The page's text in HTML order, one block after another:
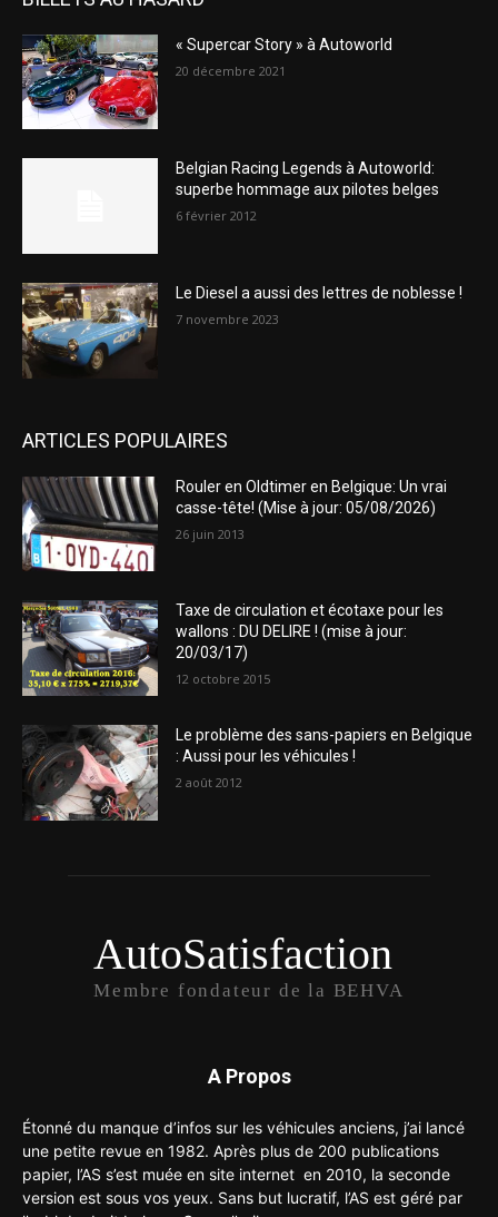
« Supercar Story » à Autoworld
20 décembre 2021
Belgian Racing Legends à Autoworld:
superbe hommage aux pilotes belges
6 février 2012
Le Diesel a aussi des lettres de noblesse !
7 novembre 2023
ARTICLES POPULAIRES
Rouler en Oldtimer en Belgique: Un vrai
casse-tête! (Mise à jour: 05/08/2026)
26 juin 2013
Taxe de circulation et écotaxe pour les
wallons : DU DELIRE ! (mise à jour:
20/03/17)
12 octobre 2015
Le problème des sans-papiers en Belgique
: Aussi pour les véhicules !
2 août 2012
AutoSatisfaction
Membre fondateur de la BEHVA
A Propos
Étonné du manque d’infos sur les véhicules anciens, j’ai lancé
une petite revue en 1982. Après plus de 200 publications
papier, l’AS s’est muée en site internet en 2010, la seconde
version est sous vos yeux. Sans but lucratif, l’AS est géré par